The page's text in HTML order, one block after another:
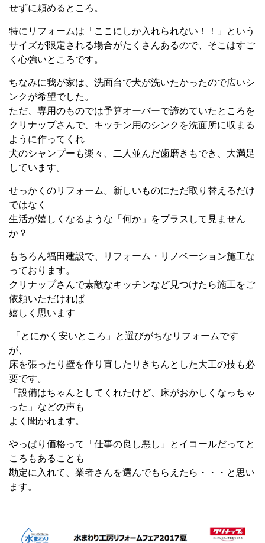
せずに頼めるところ。
特にリフォームは「ここにしか入れられない！！」という
サイズが限定される場合がたくさんあるので、そこはすご
く心強いところです。
ちなみに我が家は、洗面台で犬が洗いたかったので広いシ
ンクが希望でした。
ただ、専用のものでは予算オーバーで諦めていたところを
クリナップさんで、キッチン用のシンクを洗面所に収まる
ように作ってくれ
犬のシャンプーも楽々、
二人並んだ歯磨きもでき、 大満足
しています。
せっかくのリフォーム。新しいものにただ取り替えるだけ
ではなく
生活が嬉しくなるような「何か」をプラスして見ません
か？
もちろん福田建設で、リフォーム・リノベーション施工な
っております。
クリナップさんで素敵なキッチンなど見つけたら施工をご
依頼いただければ
嬉しく思います
「とにかく安いところ」と選びがちなリフォームです
が、
床を張ったり壁を作り直したりきちんとした大工の技も必
要です。
「設備はちゃんとしてくれたけど、床がおかしくなっちゃ
った」などの声も
よく聞かれます。
やっぱり価格って「仕事の良し悪し」とイコールだってと
ころもあることも
勘定に入れて、業者さんを選んでもらえたら・・・と思い
ます。